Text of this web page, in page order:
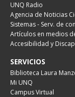
UNQ Radio
Agencia de Noticias
Sistemas - Serv. de
Artículos en medios
Accesibilidad y
SERVICIOS
Biblioteca Laura
Mi UNQ
Campus Virtual